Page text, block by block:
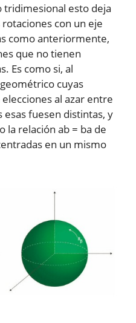
tridimesional esto deja
con un eje
como anteriormente,
que no tienen
Es como si, al
cuyas
al azar entre
fuesen distintas, y
la relación ab = ba de
en un mismo